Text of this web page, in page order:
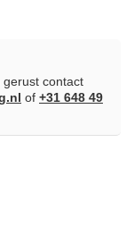
contact
of +31 648 49